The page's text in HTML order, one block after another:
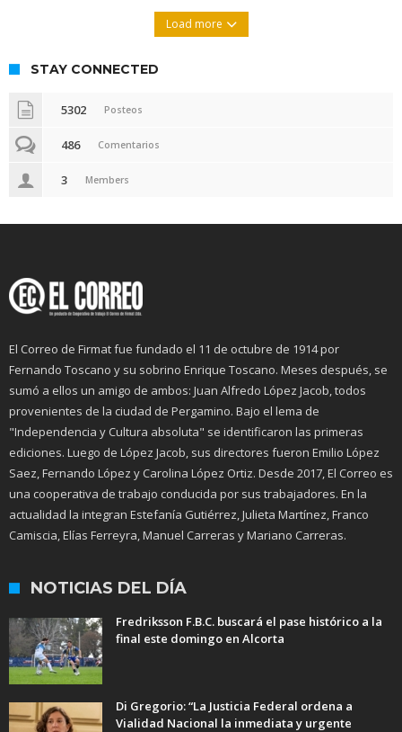
Load more
STAY CONNECTED
5302 Posteos
486 Comentarios
3 Members
El Correo de Firmat fue fundado el 11 de octubre de 1914 por
Fernando Toscano y su sobrino Enrique Toscano. Meses después, se
sumó a ellos un amigo de ambos: Juan Alfredo López Jacob, todos
provenientes de la ciudad de Pergamino. Bajo el lema de
"Independencia y Cultura absoluta" se identificaron las primeras
ediciones. Luego de López Jacob, sus directores fueron Emilio López
Saez, Fernando López y Carolina López Ortiz. Desde 2017, El Correo es
una cooperativa de trabajo conducida por sus trabajadores. En la
actualidad la integran Estefanía Gutiérrez, Julieta Martínez, Franco
Camiscia, Elías Ferreyra, Manuel Carreras y Mariano Carreras.
NOTICIAS DEL DÍA
Fredriksson F.B.C. buscará el pase histórico a la
final este domingo en Alcorta
Di Gregorio: “La Justicia Federal ordena a
Vialidad Nacional la inmediata y urgente